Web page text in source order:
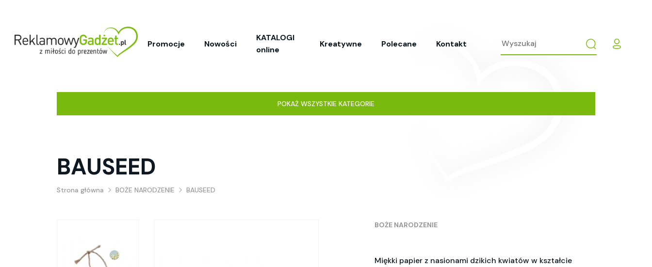
Promocje Nowości
KATALOGI
online
Kreatywne Polecane Kontakt
POKAŻ WSZYSTKIE KATEGORIE
BAUSEED
Strona główna BOŻE NARODZENIE BAUSEED
BOŻE NARODZENIE
Miękki papier z nasionami dzikich kwiatów w kształcie